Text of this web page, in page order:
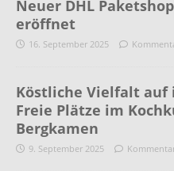
Neuer DHL
eröffnet
16. September 2025
Köstliche Vielfalt auf
Freie Plätze im
Bergkamen
9. September 2025